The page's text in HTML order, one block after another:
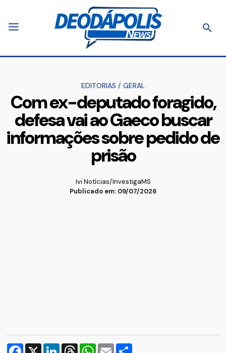
EDITORIAS / GERAL
Com ex-deputado foragido,
defesa vai ao Gaeco buscar
informações sobre pedido de
prisão
Ivi Notícias/InvestigaMS
Publicado em: 09/07/2026
Facebook
X LinkedInThreadsWhatsApp
Email